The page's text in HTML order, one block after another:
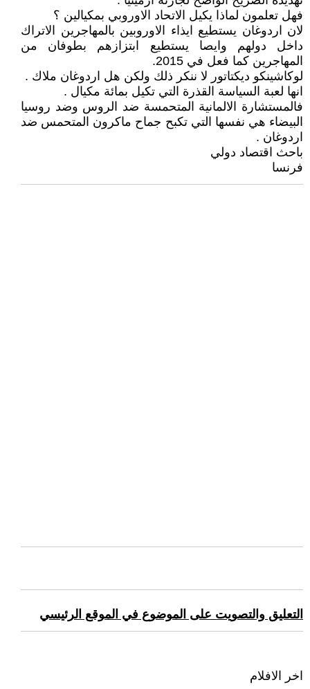
فهل تعلمون لماذا يكيل الاتحاد الاوروبي بمكيالين ؟
لان اردوغان يستطيع ايذاء الاوروبين بالمهاجرين الاتراك
داخل دولهم وايصا يستطيع ابتزازهم بطوفان من
المهاجرين كما فعل في 2015.
لوكاشينكو ديكتاتور لا ننكر ذلك ولكن هل اردوغان ملاك .
انها لعبة السياسة القذرة التي تكيل بمائة مكيال .
فالمستشارة الالمانية المتحمسة ضد الروس وضد روسيا
البيضاء هي نفسها التي تكبح جماح ماكرون المتحمس ضد
اردوغان .
باحث اقتصاد دولي
فرنسا
التعليق والتصويت على الموضوع في الموقع الرئيسي
اخر الافلام